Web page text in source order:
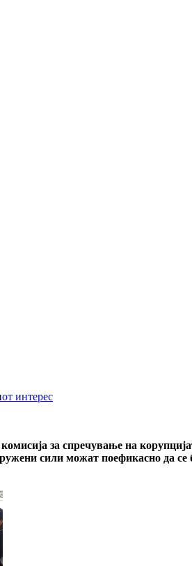
интерес
за спречување на
сили можат поефикасно да